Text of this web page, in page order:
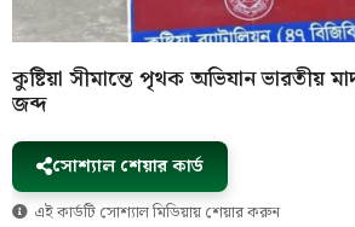
কুষ্টিয়া সীমান্তে পৃথক অভিযান ভারতীয়
জব্দ
সোশ্যাল শেয়ার কার্ড
এই কার্ডটি সোশ্যাল মিডিয়ায় শেয়ার করুন